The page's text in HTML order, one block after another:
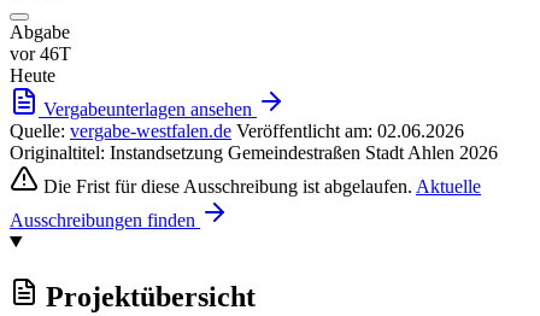
Abgabe
vor 46T
Heute
Vergabeunterlagen ansehen
Quelle: vergabe-westfalen.de Veröffentlicht am: 02.06.2026
Originaltitel: Instandsetzung Gemeindestraßen Stadt Ahlen 2026
Die Frist für diese Ausschreibung ist abgelaufen. Aktuelle
Ausschreibungen finden
Projektübersicht